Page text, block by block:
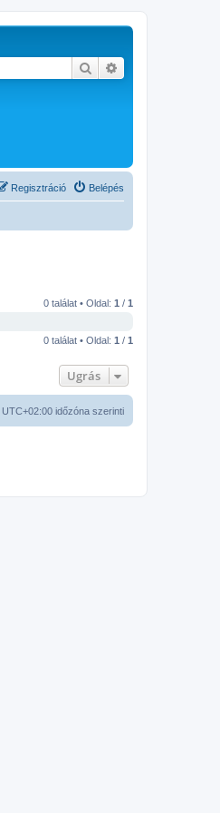
Keresés
Belépés
Regisztráció
0 találat • Oldal: 1 / 1
0 találat • Oldal: 1 / 1
Ugrás
UTC+02:00 időzóna szerinti